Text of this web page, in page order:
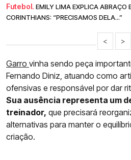
Futebol. EMILY LIMA EXPLICA ABRAÇO
CORINTHIANS: “PRECISAMOS DELA...”
< >
Garro vinha sendo peça
Fernando Diniz, atuando como
ofensivas e responsável por dar
Sua ausência representa um
treinador, que precisará
alternativas para manter o
criação.